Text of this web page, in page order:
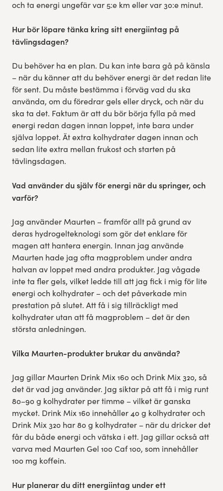
och ta energi ungefär var 5:e km eller var 30:e minut.
Hur bör löpare tänka kring sitt energiintag på
tävlingsdagen?
Du behöver ha en plan. Du kan inte bara gå på känsla
– när du känner att du behöver energi är det redan lite
för sent. Du måste bestämma i förväg vad du ska
använda, om du föredrar gels eller dryck, och när du
ska ta det. Faktum är att du bör börja fylla på med
energi redan dagen innan loppet, inte bara under
själva loppet. Ät extra kolhydrater dagen innan och
sedan lite extra mellan frukost och starten på
tävlingsdagen.
Vad använder du själv för energi när du springer, och
varför?
Jag använder Maurten – framför allt på grund av
deras hydrogelteknologi som gör det enklare för
magen att hantera energin. Innan jag använde
Maurten hade jag ofta magproblem under andra
halvan av loppet med andra produkter. Jag vågade
inte ta fler gels, vilket ledde till att jag fick i mig för lite
energi och kolhydrater – och det påverkade min
prestation på slutet. Att få i sig tillräckligt med
kolhydrater utan att få magproblem – det är den
största anledningen.
Vilka Maurten-produkter brukar du använda?
Jag gillar Maurten Drink Mix 160 och Drink Mix 320, så
det är vad jag använder. Jag siktar på att få i mig runt
80–90 g kolhydrater per timme – vilket är ganska
mycket. Drink Mix 160 innehåller 40 g kolhydrater och
Drink Mix 320 har 80 g kolhydrater – när du dricker det
får du både energi och vätska i ett. Jag gillar också att
varva med Maurten Gel 100 Caf 100, som innehåller
100 mg koffein.
Hur planerar du ditt energiintag under ett